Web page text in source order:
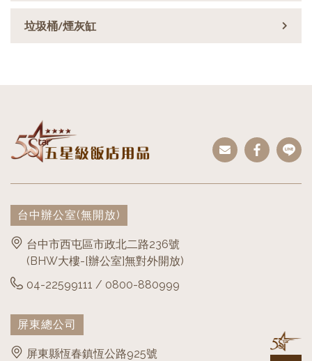
垃圾桶/煙灰缸
台中辦公室(無開放)
台中市西屯區市政北二路236號
(BHW大樓-[辦公室]無對外開放)
04-22599111 / 0800-880999
屏東總公司
屏東縣恆春鎮恆公路925號